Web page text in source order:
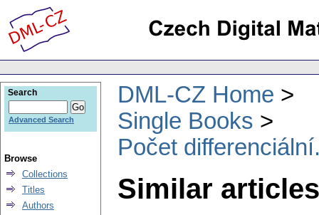
DML-CZ Home
Single Books
Počet
Similar
Search
Advanced Search
Browse
Collections
Titles
Authors